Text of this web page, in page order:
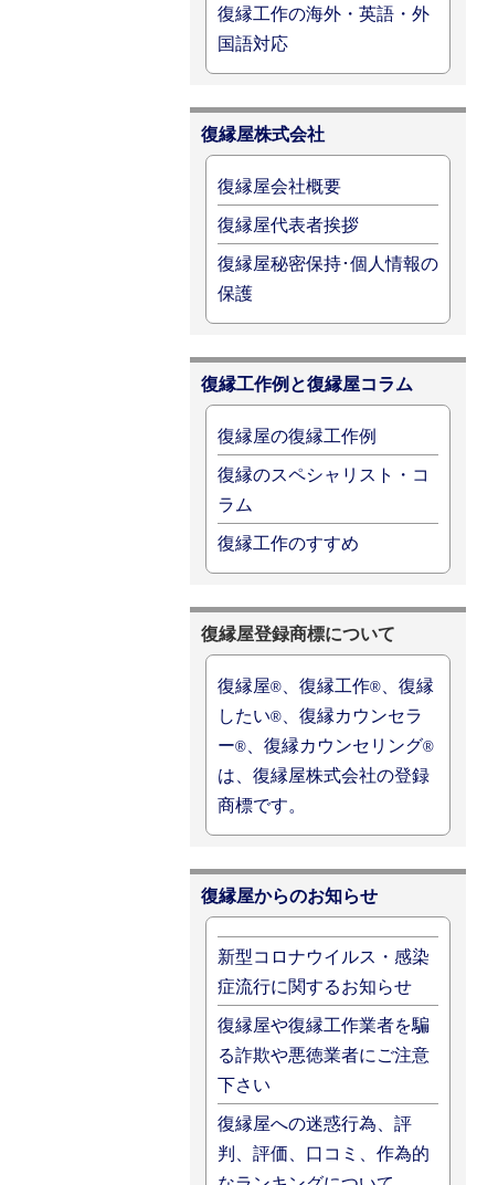
復縁工作の海外・英語・外
国語対応
復縁屋株式会社
復縁屋会社概要
復縁屋代表者挨拶
復縁屋秘密保持･個人情報の
保護
復縁工作例と復縁屋コラム
復縁屋の復縁工作例
復縁のスペシャリスト・コ
ラム
復縁工作のすすめ
復縁屋登録商標について
復縁屋® 、復縁工作® 、復縁
したい® 、復縁カウンセラ
ー® 、復縁カウンセリング®
は、復縁屋株式会社の登録
商標です。
復縁屋からのお知らせ
新型コロナウイルス・感染
症流行に関するお知らせ
復縁屋や復縁工作業者を騙
る詐欺や悪徳業者にご注意
下さい
復縁屋への迷惑行為、評
判、評価、口コミ、作為的